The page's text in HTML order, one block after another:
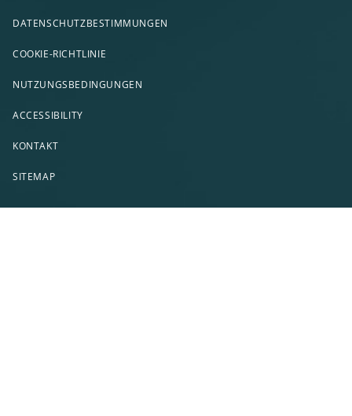
DATENSCHUTZBESTIMMUNGEN
COOKIE-RICHTLINIE
NUTZUNGSBEDINGUNGEN
ACCESSIBILITY
KONTAKT
SITEMAP